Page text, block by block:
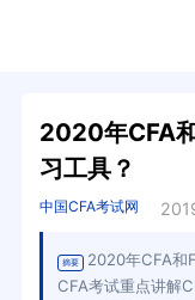
2020年CFA
习工具？
中国CFA考试网
摘要
2020年CFA和
CFA考试重点讲解